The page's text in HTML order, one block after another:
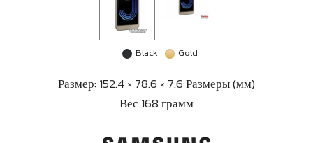
Black Gold
Размер: 152.4 × 78.6 × 7.6 Размеры (мм)
Вес 168 грамм